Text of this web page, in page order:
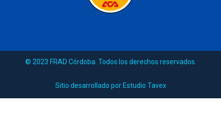
© 2023 FRAD Córdoba. Todos los derechos reservados.
Sitio desarrollado por Estudio Tavex